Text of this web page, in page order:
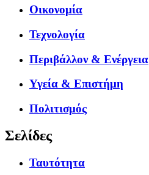
Οικονομία
Τεχνολογία
Περιβάλλον & Ενέργεια
Υγεία & Επιστήμη
Πολιτισμός
Σελίδες
Ταυτότητα